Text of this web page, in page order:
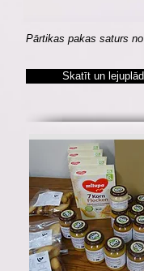
Pārtikas pakas saturs
Skatīt un